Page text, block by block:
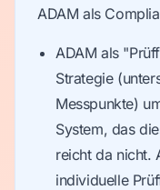
ADAM als
ADAM als
Strategie
Messpunkte)
System, das
reicht da nicht.
individuelle